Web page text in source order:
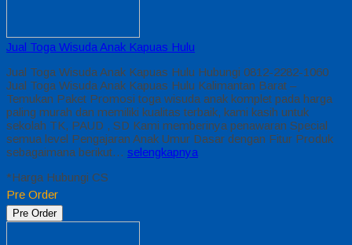
Jual Toga Wisuda Anak Kapuas Hulu
Jual Toga Wisuda Anak Kapuas Hulu Hubungi 0812-2282-1060
Jual Toga Wisuda Anak Kapuas Hulu Kalimantan Barat –
Temukan Paket Promosi toga wisuda anak komplet pada harga
paling murah dan memiliki kualitas terbaik, kami kasih untuk
sekolah TK, PAUD , SD Kami memberinya penawaran Special
semua level Pengajaran Anak Umur Dasar dengan Fitur Produk
sebagaimana berikut… selengkapnya
*Harga Hubungi CS
Pre Order
Pre Order